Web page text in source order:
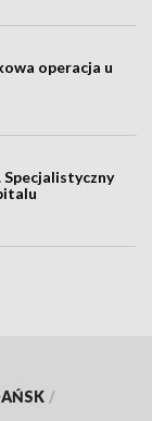
operacja u
/